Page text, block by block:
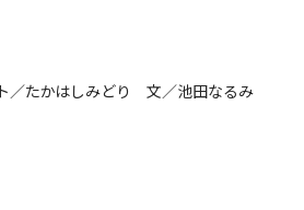
／たかはしみどり 文／池田なるみ